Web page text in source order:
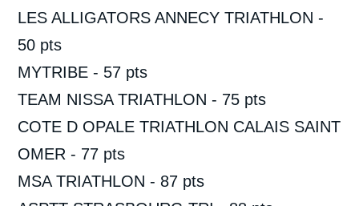
LES ALLIGATORS ANNECY TRIATHLON -
50 pts
MYTRIBE - 57 pts
TEAM NISSA TRIATHLON - 75 pts
COTE D OPALE TRIATHLON CALAIS SAINT
OMER - 77 pts
MSA TRIATHLON - 87 pts